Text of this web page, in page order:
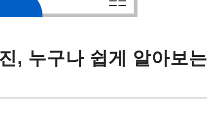
, 누구나 쉽게 알아보는